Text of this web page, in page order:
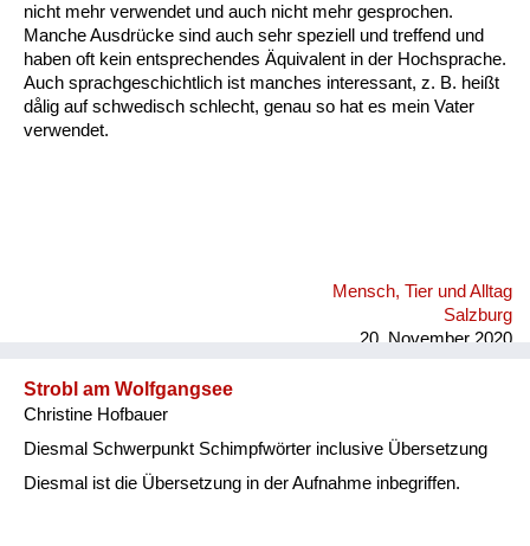
nicht mehr verwendet und auch nicht mehr gesprochen.
Manche Ausdrücke sind auch sehr speziell und treffend und
haben oft kein entsprechendes Äquivalent in der Hochsprache.
Auch sprachgeschichtlich ist manches interessant, z. B. heißt
dålig auf schwedisch schlecht, genau so hat es mein Vater
verwendet.
Mensch, Tier und Alltag
Salzburg
20. November 2020
Strobl am Wolfgangsee
Christine Hofbauer
Diesmal Schwerpunkt Schimpfwörter inclusive Übersetzung
Diesmal ist die Übersetzung in der Aufnahme inbegriffen.